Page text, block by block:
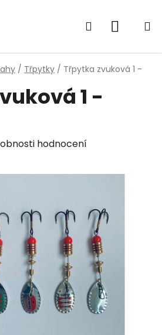
Hledat
/ Třpytky / Třpytka zvuková 1 -
1 -
hodnocení